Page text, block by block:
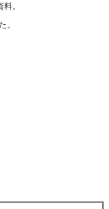
。
。